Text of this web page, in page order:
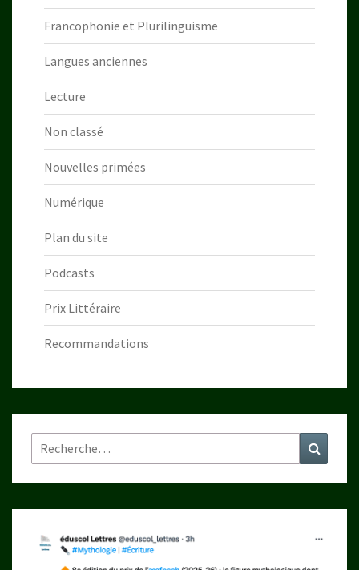
Francophonie et Plurilinguisme
Langues anciennes
Lecture
Non classé
Nouvelles primées
Numérique
Plan du site
Podcasts
Prix Littéraire
Recommandations
Rechercher :